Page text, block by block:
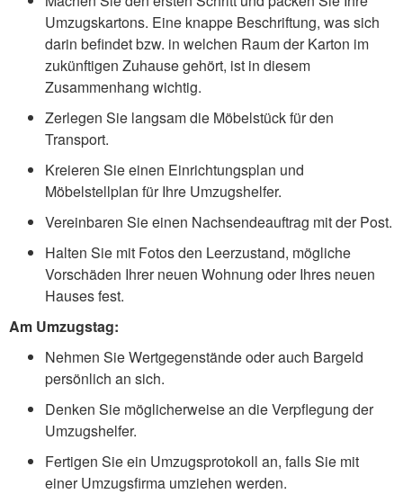
Umzugskartons. Eine knappe Beschriftung, was sich
darin befindet bzw. in welchen Raum der Karton im
zukünftigen Zuhause gehört, ist in diesem
Zusammenhang wichtig.
Zerlegen Sie langsam die Möbelstück für den
Transport.
Kreieren Sie einen Einrichtungsplan und
Möbelstellplan für Ihre Umzugshelfer.
Vereinbaren Sie einen Nachsendeauftrag mit der Post.
Halten Sie mit Fotos den Leerzustand, mögliche
Vorschäden Ihrer neuen Wohnung oder Ihres neuen
Hauses fest.
Am Umzugstag:
Nehmen Sie Wertgegenstände oder auch Bargeld
persönlich an sich.
Denken Sie möglicherweise an die Verpflegung der
Umzugshelfer.
Fertigen Sie ein Umzugsprotokoll an, falls Sie mit
einer Umzugsfirma umziehen werden.